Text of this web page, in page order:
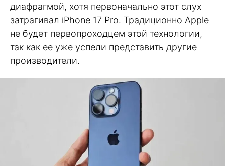
диафрагмой, хотя первоначально этот слух
затрагивал iPhone 17 Pro. Традиционно Apple
не будет первопроходцем этой технологии,
так как ее уже успели представить другие
производители.